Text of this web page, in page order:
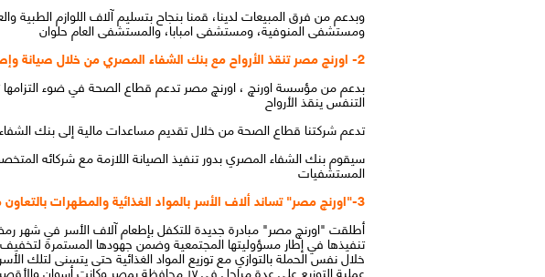
وبدعم من فرق المبيعات لدينا، قمنا بنجاح بتسليم آلاف اللوازم
ومستشفى المنوفية، ومستشفى امبابا، والمستشفى العام حلوان
2- اورنچ مصر تنقذ الأرواح مع بنك الشفاء المصري من خلال صيانة وإصلاح أجهزة التنفس في المستشفيات المصرية
التنفس ينقذ الأرواح
تدعم شركتنا قطاع الصحة من خلال تقديم مساعدات مالية إلى بنك
سيقوم بنك الشفاء المصري بدور تنفيذ الصيانة اللازمة مع شركائه
المستشفيات
3-"اورنچ مصر" تساند ألاف الأسر بالمواد الغذائية والمطهرات بالتعاون مع مؤسسة "مصر الخير"
أطلقت "اورنچ مصر" مبادرة جديدة للتكفل بإطعام آلاف الأسر في شهر
تنفيذها في إطار مسؤوليتها المجتمعية وضمن جهودها المستمرة
خلال نفس الحملة بالتوازي مع توزيع المواد الغذائية حتى يتسنى لتلك
عملية التوزيع علي عدة مراحل في ١٧ محافظة بمصر وكانت أسوان والأقصر وحلايب وقنا وبني سويف ضمن المرحلة أولى.